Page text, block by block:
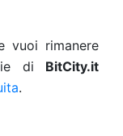
vuoi rimanere
di BitCity.it
.